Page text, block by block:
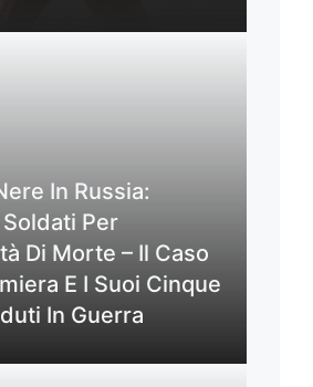
In Russia:
Per
Di Morte – Il Caso
E I Suoi Cinque
In Guerra